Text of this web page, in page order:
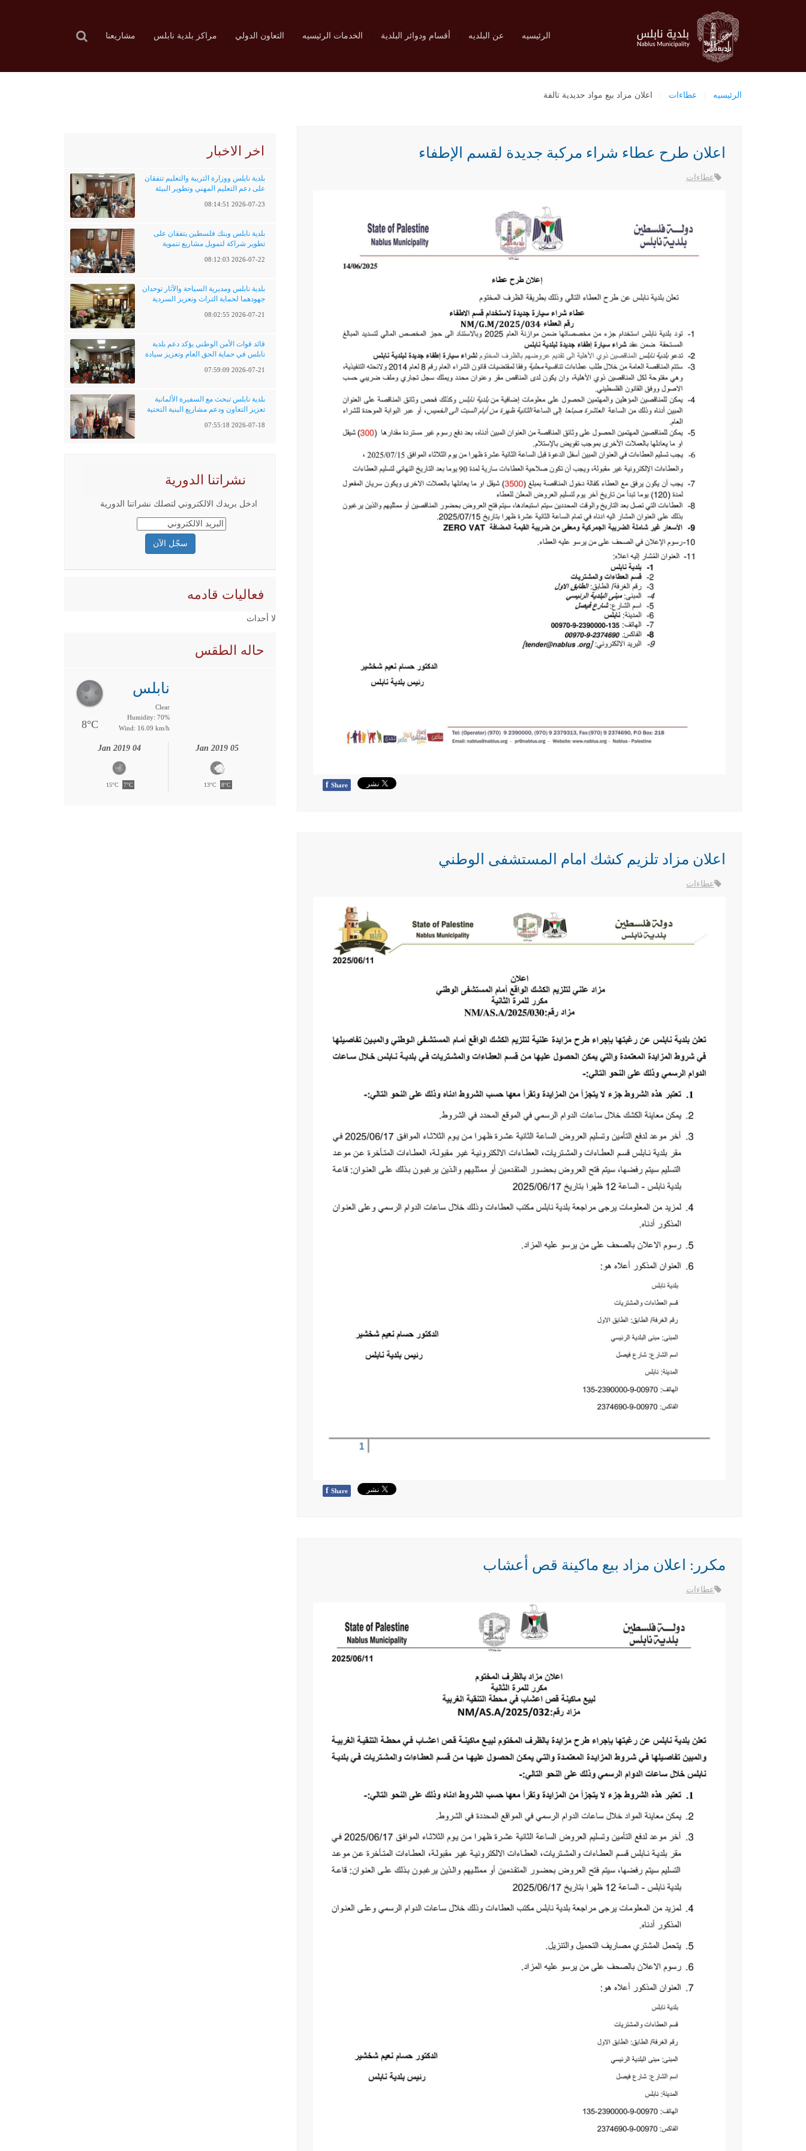
الرئيسيه عن البلديه أقسام ودوائر البلدية الخدمات الرئيسيه التعاون الدولي مراكز بلدية نابلس مشاريعنا
الرئيسيه عطاءات اعلان مزاد بيع مواد حديدية تالفة
اخر الاخبار
بلدية نابلس ووزارة التربية والتعليم تتفقان
على دعم التعليم المهني وتطوير البيئة
2026-07-23 08:14:51
بلدية نابلس وبنك فلسطين يتفقان على
تطوير شراكة لتمويل مشاريع تنموية
2026-07-22 08:12:03
بلدية نابلس ومديرية السياحة والآثار توحدان
جهودهما لحماية التراث وتعزيز السردية
2026-07-21 08:02:55
قائد قوات الأمن الوطني يؤكد دعم بلدية
نابلس في حماية الحق العام وتعزيز سيادة
2026-07-21 07:59:09
بلدية نابلس تبحث مع السفيرة الألمانية
تعزيز التعاون ودعم مشاريع البنية التحتية
2026-07-18 07:55:18
نشراتنا الدورية
ادخل بريدك الالكتروني لتصلك نشراتنا الدورية
فعاليات قادمه
لا أحداث
حاله الطقس
8°C
نابلس
Clear
Humidity: 70%
Wind: 16.09 km/h
04 Jan 2019
15°C 7°C
05 Jan 2019
13°C 8°C
اعلان طرح عطاء شراء مركبة جديدة لقسم الإطفاء
عطاءات
f Share
اعلان مزاد تلزيم كشك امام المستشفى الوطني
عطاءات
f Share
مكرر: اعلان مزاد بيع ماكينة قص أعشاب
عطاءات